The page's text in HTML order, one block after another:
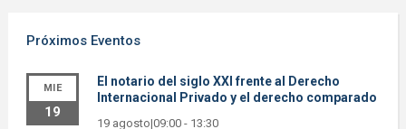
Próximos Eventos
MIE
19
El notario del siglo XXI frente al Derecho
Internacional Privado y el derecho comparado
19 agosto|09:00- 13:30